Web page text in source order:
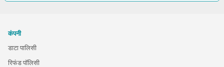
कंपनी
डाटा पालिसी
रिफंड पॉलिसी